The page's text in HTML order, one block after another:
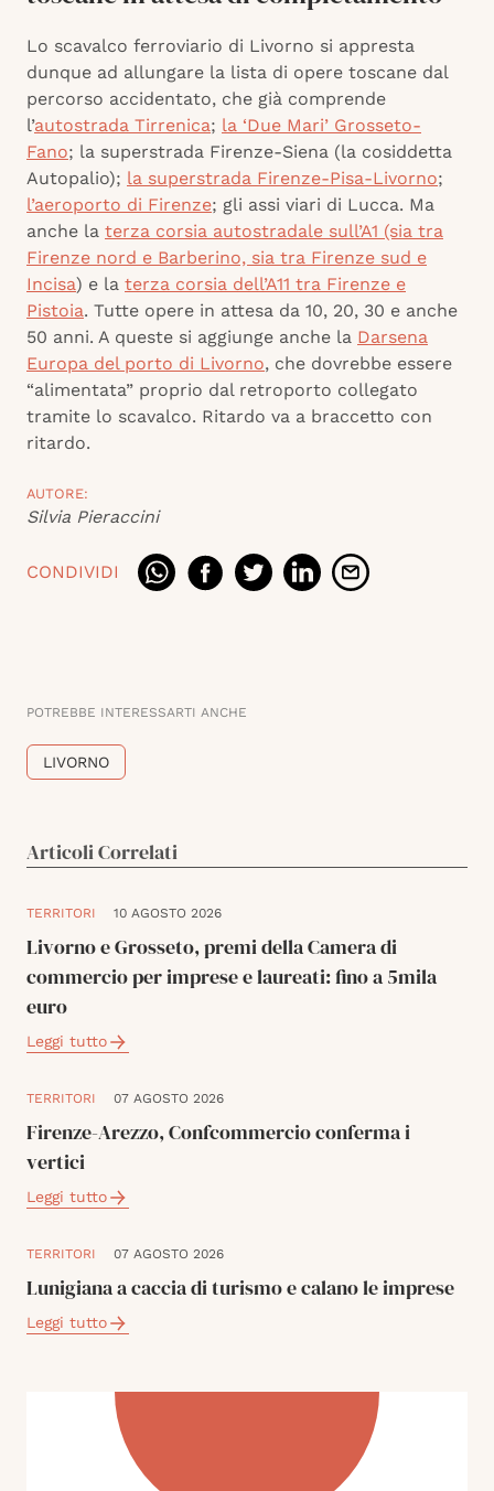
Lo scavalco ferroviario di Livorno si appresta
dunque ad allungare la lista di opere toscane dal
percorso accidentato, che già comprende
l’autostrada Tirrenica; la ‘Due Mari’ Grosseto-
Fano; la superstrada Firenze-Siena (la cosiddetta
Autopalio); la superstrada Firenze-Pisa-Livorno;
l’aeroporto di Firenze; gli assi viari di Lucca. Ma
anche la terza corsia autostradale sull’A1 (sia tra
Firenze nord e Barberino, sia tra Firenze sud e
Incisa) e la terza corsia dell’A11 tra Firenze e
Pistoia. Tutte opere in attesa da 10, 20, 30 e anche
50 anni. A queste si aggiunge anche la Darsena
Europa del porto di Livorno, che dovrebbe essere
“alimentata” proprio dal retroporto collegato
tramite lo scavalco. Ritardo va a braccetto con
ritardo.
AUTORE:
Silvia Pieraccini
CONDIVIDI
POTREBBE INTERESSARTI ANCHE
LIVORNO
Articoli Correlati
TERRITORI 10 AGOSTO 2026
Livorno e Grosseto, premi della Camera di
commercio per imprese e laureati: fino a 5mila
euro
Leggi tutto
TERRITORI 07 AGOSTO 2026
Firenze-Arezzo, Confcommercio conferma i
vertici
Leggi tutto
TERRITORI 07 AGOSTO 2026
Lunigiana a caccia di turismo e calano le imprese
Leggi tutto